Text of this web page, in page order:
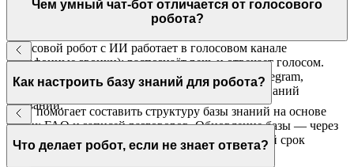
Чем умный чат-бот отличается от голосового
робота?
Голосовой робот с ИИ работает в голосовом канале
(телефонные звонки): распознаёт речь и отвечает голосом.
Умный чат-бот — в текстовых каналах: сайт, Telegram,
WhatsApp. Оба интегрируются с CRM и базой знаний
компании.
Как настроить базу знаний для робота?
МТТ помогает составить структуру базы знаний на основе
ваших FAQ и записей разговоров. Обновление базы — через
личный кабинет без программирования. Средний срок
запуска — 2–3 недели.
Что делает робот, если не знает ответа?